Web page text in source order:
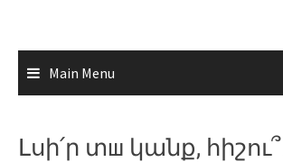
Main Menu
Լսի՛ր տш կանք,